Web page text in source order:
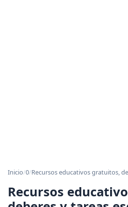
Inicio/0/Recursos educativos gratuitos,
Recursos